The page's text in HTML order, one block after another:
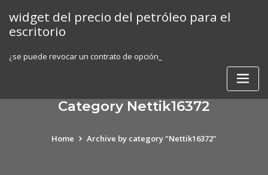
content
widget del precio del petróleo para el
escritorio
¿se puede revocar un contrato de opción_
Category Nettik16372
Home Archive by category "Nettik16372"